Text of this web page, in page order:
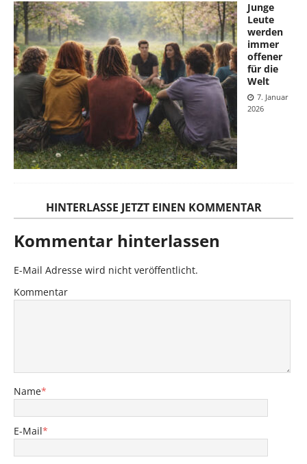
Junge
Leute
werden
immer
offener
für die
Welt
7. Januar
2026
HINTERLASSE JETZT EINEN KOMMENTAR
Kommentar hinterlassen
E-Mail Adresse wird nicht veröffentlicht.
Kommentar
Name*
E-Mail*